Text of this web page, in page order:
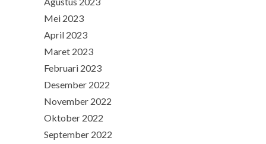
Mei 2023
April 2023
Maret 2023
Februari 2023
Desember 2022
November 2022
Oktober 2022
September 2022